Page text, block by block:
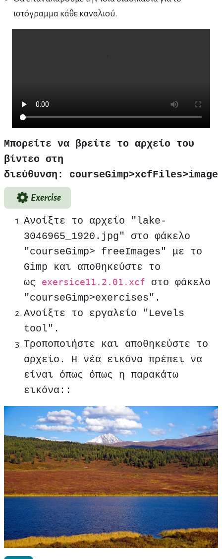
ιστόγραμμα κάθε καναλιού.
Μπορείτε να βρείτε το αρχείο του
βίντεο στη
διεύθυνση:
Exercise
Ανοίξτε το αρχείο "lake-
3046965_1920.jpg" στο φάκελο
"courseGimp> freeImages" με το
Gimp και αποθηκεύστε το
ως
exersice11.2.01.xcf
στο φάκελο
"courseGimp>exercises".
Ανοίξτε το εργαλείο "Levels
tool".
Τροποποιήστε και αποθηκεύστε το
αρχείο. Η νέα εικόνα πρέπει να
είναι όπως όπως η παρακάτω
εικόνα::